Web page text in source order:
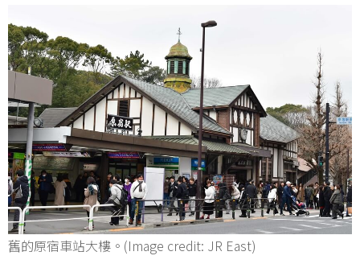
舊的原宿車站大樓。(Image credit: JR East)